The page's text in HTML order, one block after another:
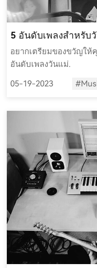
5 อันดับเพลงสำหรับ
อยากเตรียมของขวัญใ
อันดับเพลงวันแม่.
05-19-2023